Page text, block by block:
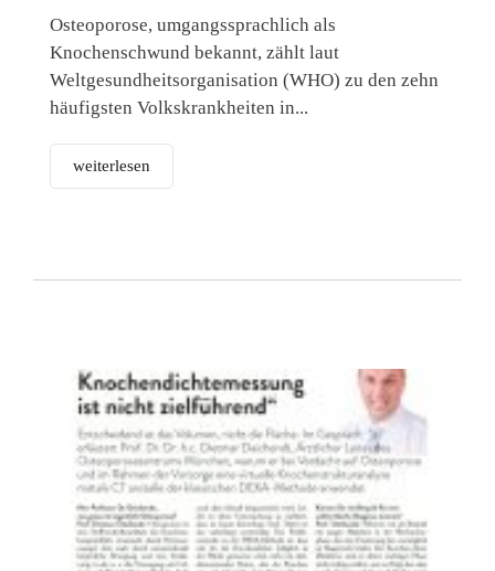
Osteoporose, umgangssprachlich als
Knochenschwund bekannt, zählt laut
Weltgesundheitsorganisation (WHO) zu den zehn
häufigsten Volkskrankheiten in...
weiterlesen